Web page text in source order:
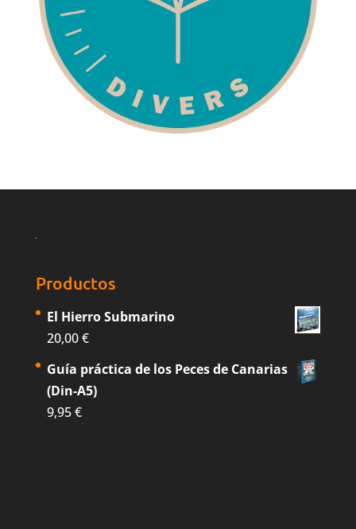
Productos
El Hierro Submarino
20,00€
Guía práctica de los Peces de Canarias
(Din-A5)
9,95€